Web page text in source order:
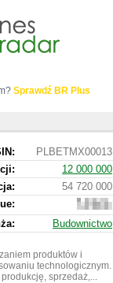
Sprawdź BR Plus
PLBETMX00013
12 000 000
54 720 000
167
000
Budownictwo
produktów i
technologicznym.
sprzedaż,...